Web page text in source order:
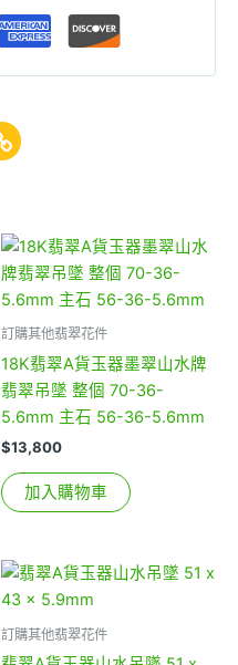
訂購其他翡翠花件
18K翡翠A貨玉器墨翠山水牌
翡翠吊墜 整個 70-36-
5.6mm 主石 56-36-5.6mm
$13,800
加入購物車
訂購其他翡翠花件